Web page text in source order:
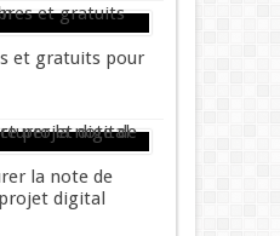
et gratuits pour
la note de
digital